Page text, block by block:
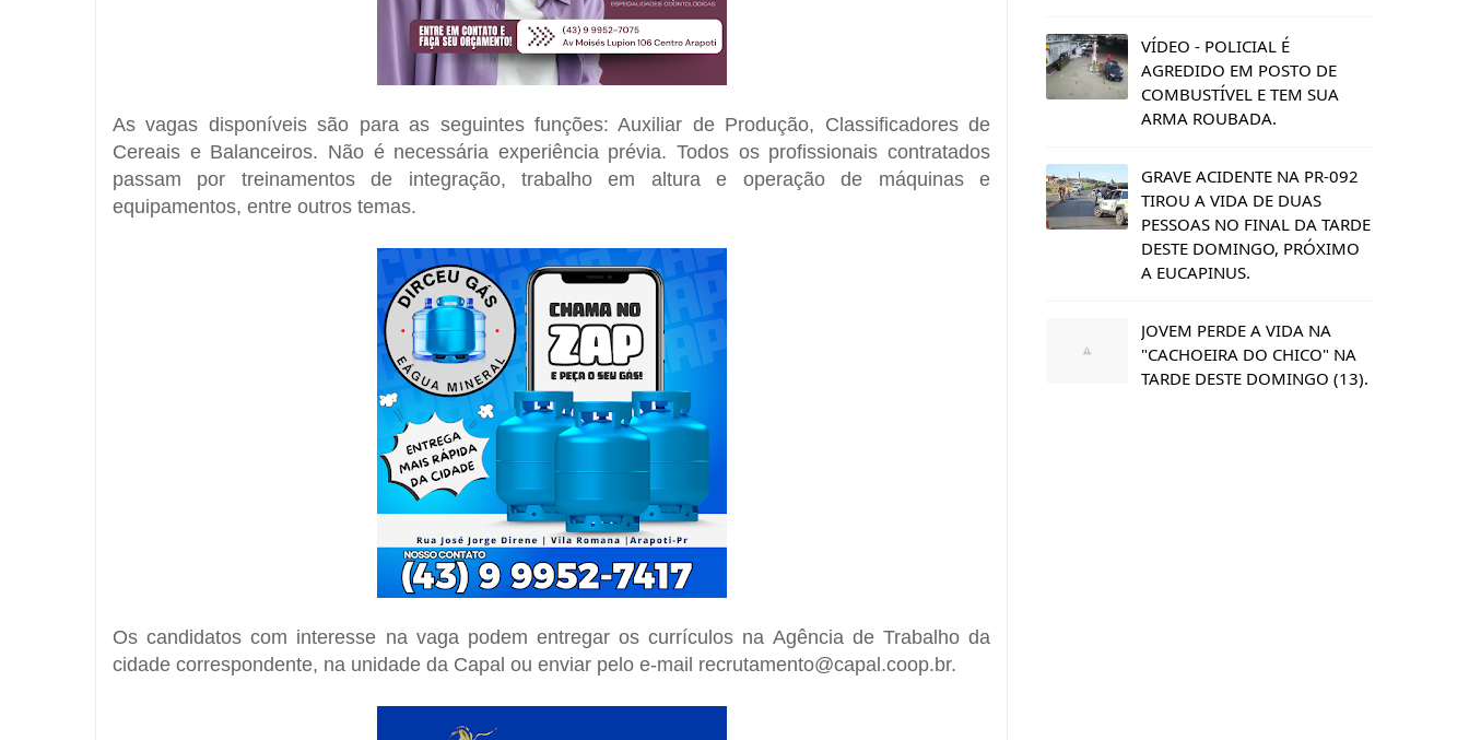
As vagas disponíveis são para as seguintes funções: Auxiliar de Produção, Classificadores de
Cereais e Balanceiros. Não é necessária experiência prévia. Todos os profissionais contratados
passam por treinamentos de integração, trabalho em altura e operação de máquinas e
equipamentos, entre outros temas.
Os candidatos com interesse na vaga podem entregar os currículos na Agência de Trabalho da
cidade correspondente, na unidade da Capal ou enviar pelo e-mail recrutamento@capal.coop.br.
VÍDEO - POLICIAL É
AGREDIDO EM POSTO DE
COMBUSTÍVEL E TEM SUA
ARMA ROUBADA.
GRAVE ACIDENTE NA PR-092
TIROU A VIDA DE DUAS
PESSOAS NO FINAL DA TARDE
DESTE DOMINGO, PRÓXIMO
A EUCAPINUS.
JOVEM PERDE A VIDA NA
"CACHOEIRA DO CHICO" NA
TARDE DESTE DOMINGO (13).